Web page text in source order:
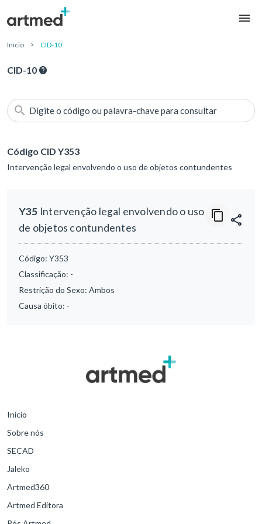
Início CID-10
CID-10
Digite o código ou palavra-chave para consultar
Código CID Y353
Intervenção legal envolvendo o uso de objetos contundentes
Y35 Intervenção legal envolvendo o uso
de objetos contundentes
Código: Y353
Classificação: -
Restrição do Sexo: Ambos
Causa óbito: -
Início
Sobre nós
SECAD
Jaleko
Artmed360
Artmed Editora